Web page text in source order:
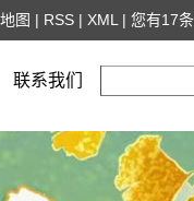
图 | RSS | XML | 您有17
联系我们